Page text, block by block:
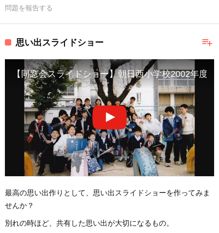
問題を報告する
playlist_add
思い出スライドショー
【同窓会スライドショー】朝日西小学校2002年度卒
最高の思い出作りとして、思い出スライドショーを作ってみま
せんか？
別れの時ほど、共有した思い出が大切になるもの。